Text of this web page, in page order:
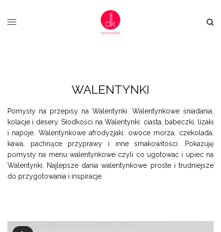
WALENTYNKI
Pomysły na przepisy na Walentynki. Walentynkowe śniadania,
kolacje i desery. Słodkości na Walentynki: ciasta, babeczki, lizaki
i napoje. Walentynkowe afrodyzjaki: owoce morza, czekolada,
kawa, pachnące przyprawy i inne smakowitości. Pokazuję
pomysły na menu walentynkowe czyli co ugotować i upiec na
Walentynki. Najlepsze dania walentynkowe proste i trudniejsze
do przygotowania i inspiracje.